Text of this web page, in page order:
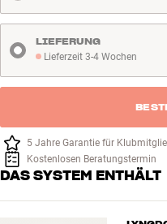
Lieferzeit 3-4 Wochen
Lieferzeit 3-4 Wochen
LIEFERUNG
5 Jahre Garantie für
Kostenlosen Beratungstermin
DAS SYSTEM ENTHÄLT